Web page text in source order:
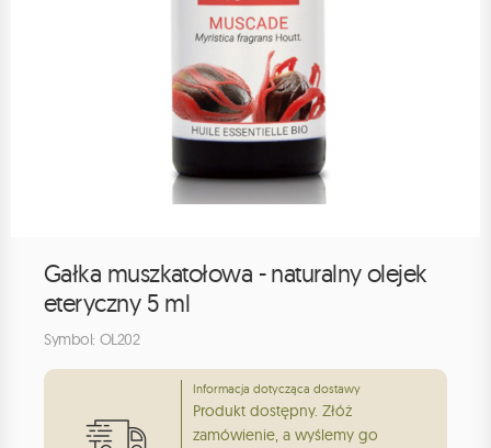
Gałka muszkatołowa - naturalny olejek
eteryczny 5 ml
Symbol: OL202
Informacja dotycząca dostawy
Produkt dostępny. Złóż
zamówienie, a wyślemy go